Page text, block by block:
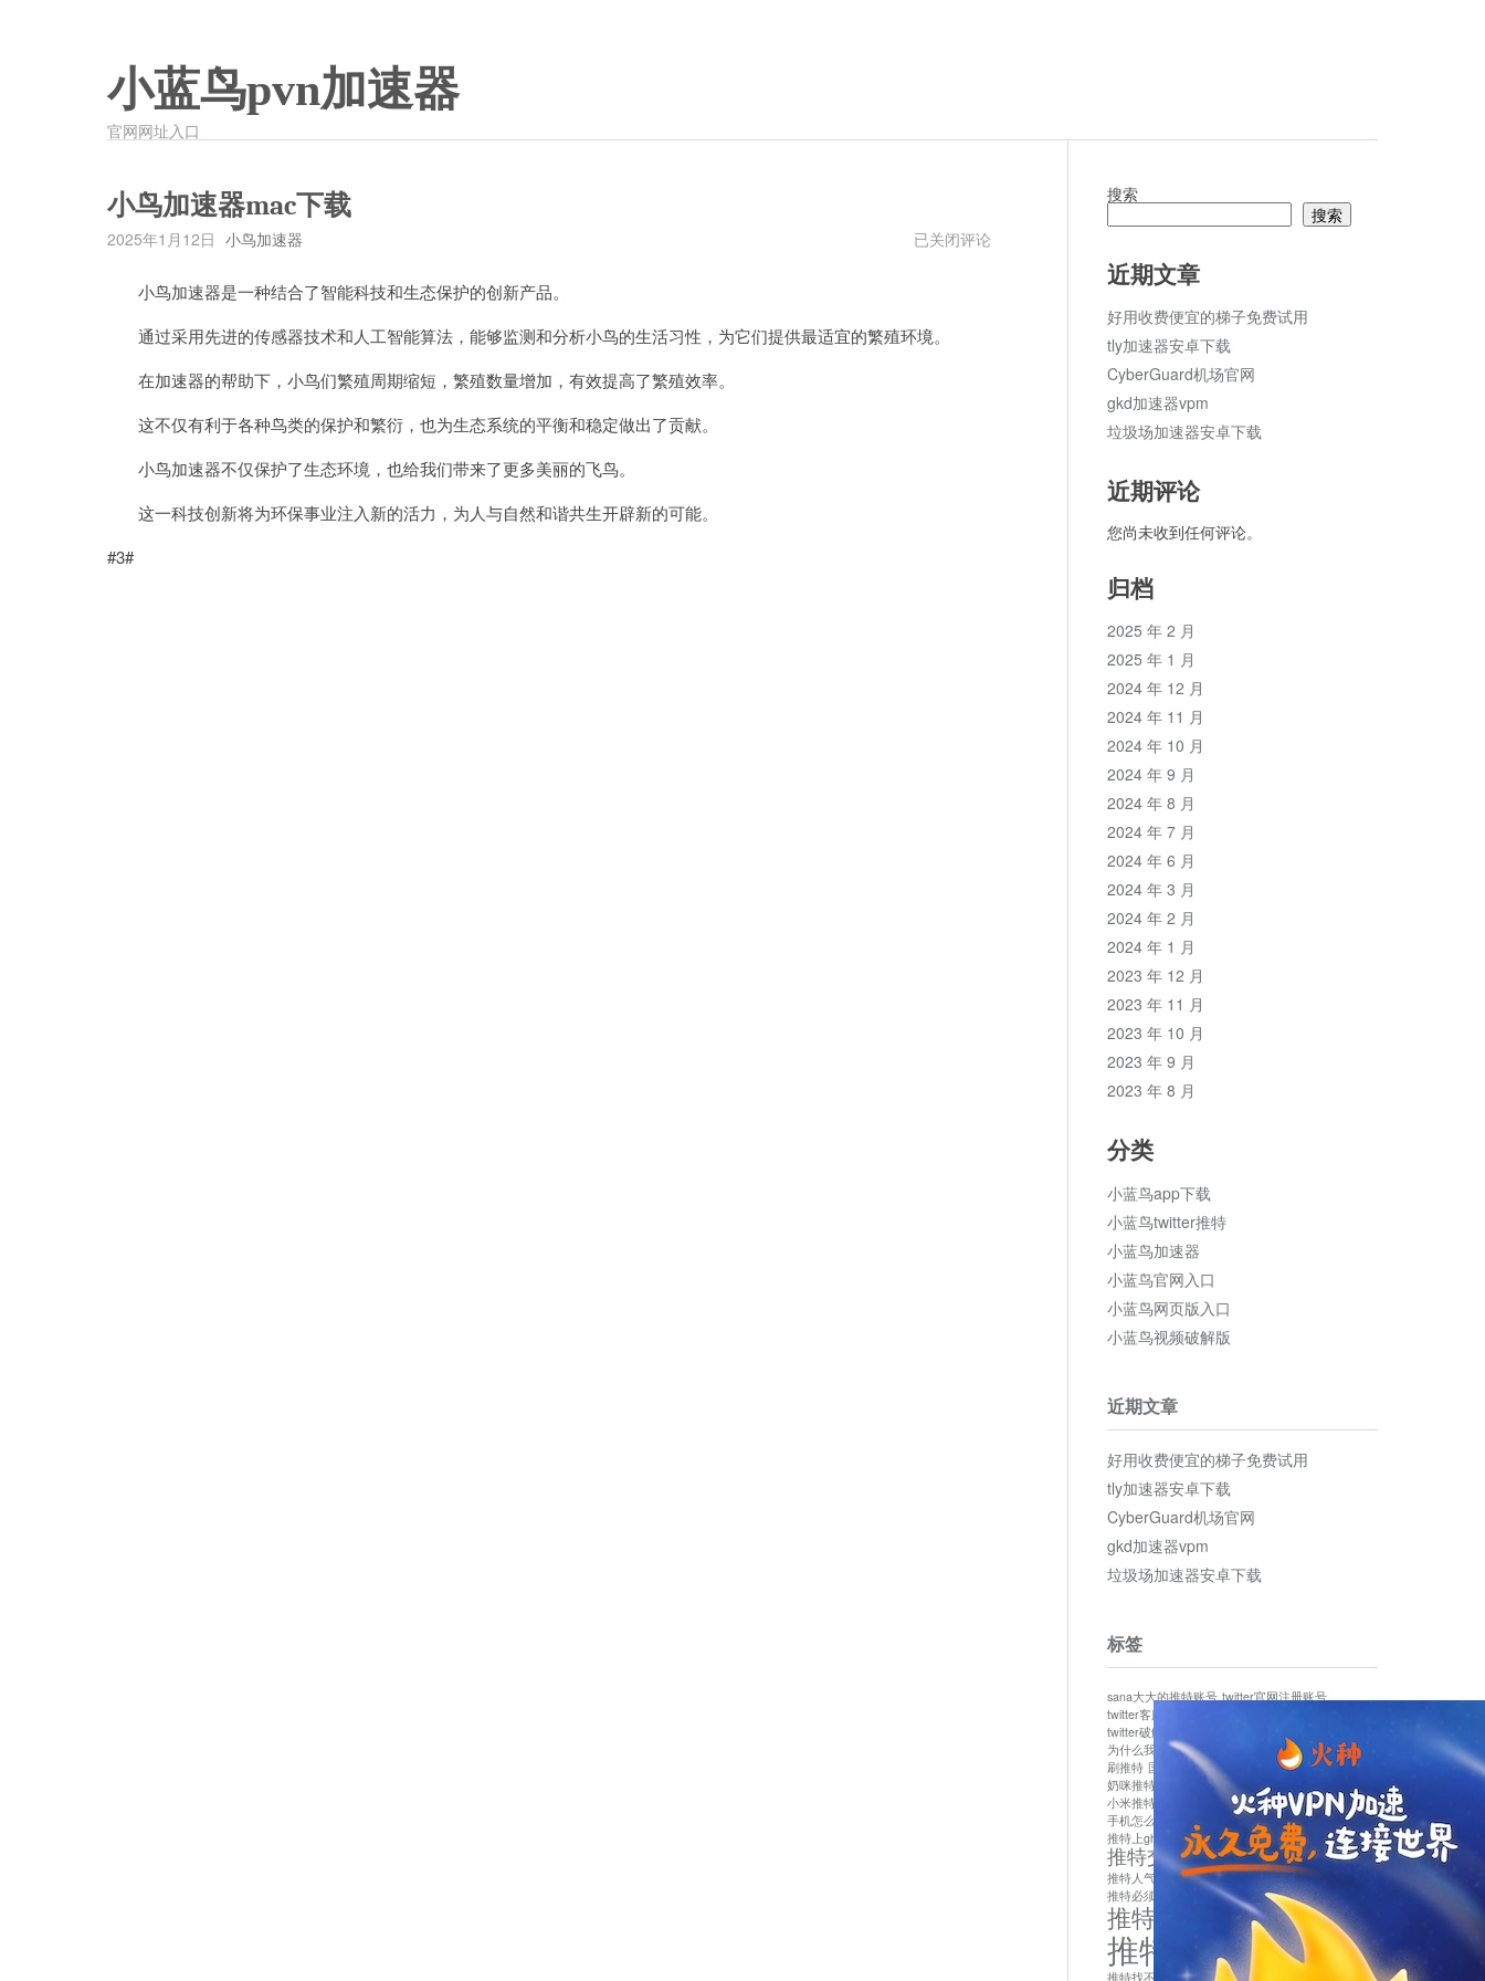
小蓝鸟pvn加速器
官网网址入口
小鸟加速器mac下载
2025年1月12日 小鸟加速器
小
mac
下
已关闭评论
小鸟加速器是一种结合了智能科技和生态保护的创新产品。
通过采用先进的传感器技术和人工智能算法，能够监测和分析小鸟的生活习性，为它们提供最适宜的繁殖环境。
在加速器的帮助下，小鸟们繁殖周期缩短，繁殖数量增加，有效提高了繁殖效率。
这不仅有利于各种鸟类的保护和繁衍，也为生态系统的平衡和稳定做出了贡献。
小鸟加速器不仅保护了生态环境，也给我们带来了更多美丽的飞鸟。
这一科技创新将为环保事业注入新的活力，为人与自然和谐共生开辟新的可能。
#3#
搜索
搜索
近期文章
好用收费便宜的梯子免费试用
tly加速器安卓下载
CyberGuard机场官网
gkd加速器vpm
垃圾场加速器安卓下载
近期评论
您尚未收到任何评论。
归档
2025 年 2 月
2025 年 1 月
2024 年 12 月
2024 年 11 月
2024 年 10 月
2024 年 9 月
2024 年 8 月
2024 年 7 月
2024 年 6 月
2024 年 3 月
2024 年 2 月
2024 年 1 月
2023 年 12 月
2023 年 11 月
2023 年 10 月
2023 年 9 月
2023 年 8 月
分类
小蓝鸟app下载
小蓝鸟twitter推特
小蓝鸟加速器
小蓝鸟官网入口
小蓝鸟网页版入口
小蓝鸟视频破解版
近期文章
好用收费便宜的梯子免费试用
tly加速器安卓下载
CyberGuard机场官网
gkd加速器vpm
垃圾场加速器安卓下载
标签
sana大大的推特账号 twitter官网注册账号
twitter客服
twitter破解版下载
为什么我推特无法保存设置
作者sana推特是什么
刷推特 国内为什么不能用twitter 国内能用twitter吗
奶咪推特
如何找回推特密码
小米推特闪退是怎么回事 怎么看推特上的视频
手机怎么注册推特账号
推特devil
推特上ghs的女博主
推特交友软件app下载
推特人气萌货小蔡头喵喵喵 推特实名制
推特必须用外网吗
推特怎么取消关联手机号
推特怎么看敏感内容苹果
推特找不到账号 推特注册必须要手机号